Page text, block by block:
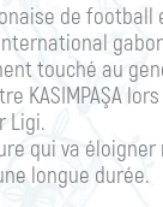
de football
touché au
KASIMPAŞA
Ligi.
qui va
longue durée.